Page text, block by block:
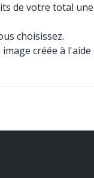
de votre total
choisissez.
créée à